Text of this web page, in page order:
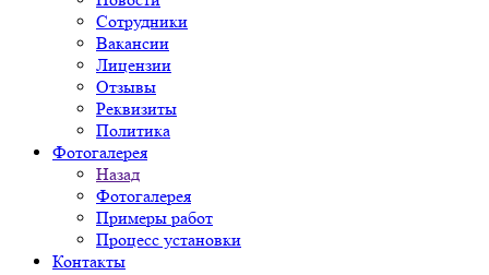
Сотрудники
Вакансии
Лицензии
Отзывы
Реквизиты
Политика
Фотогалерея
Назад
Фотогалерея
Примеры работ
Процесс установки
Контакты